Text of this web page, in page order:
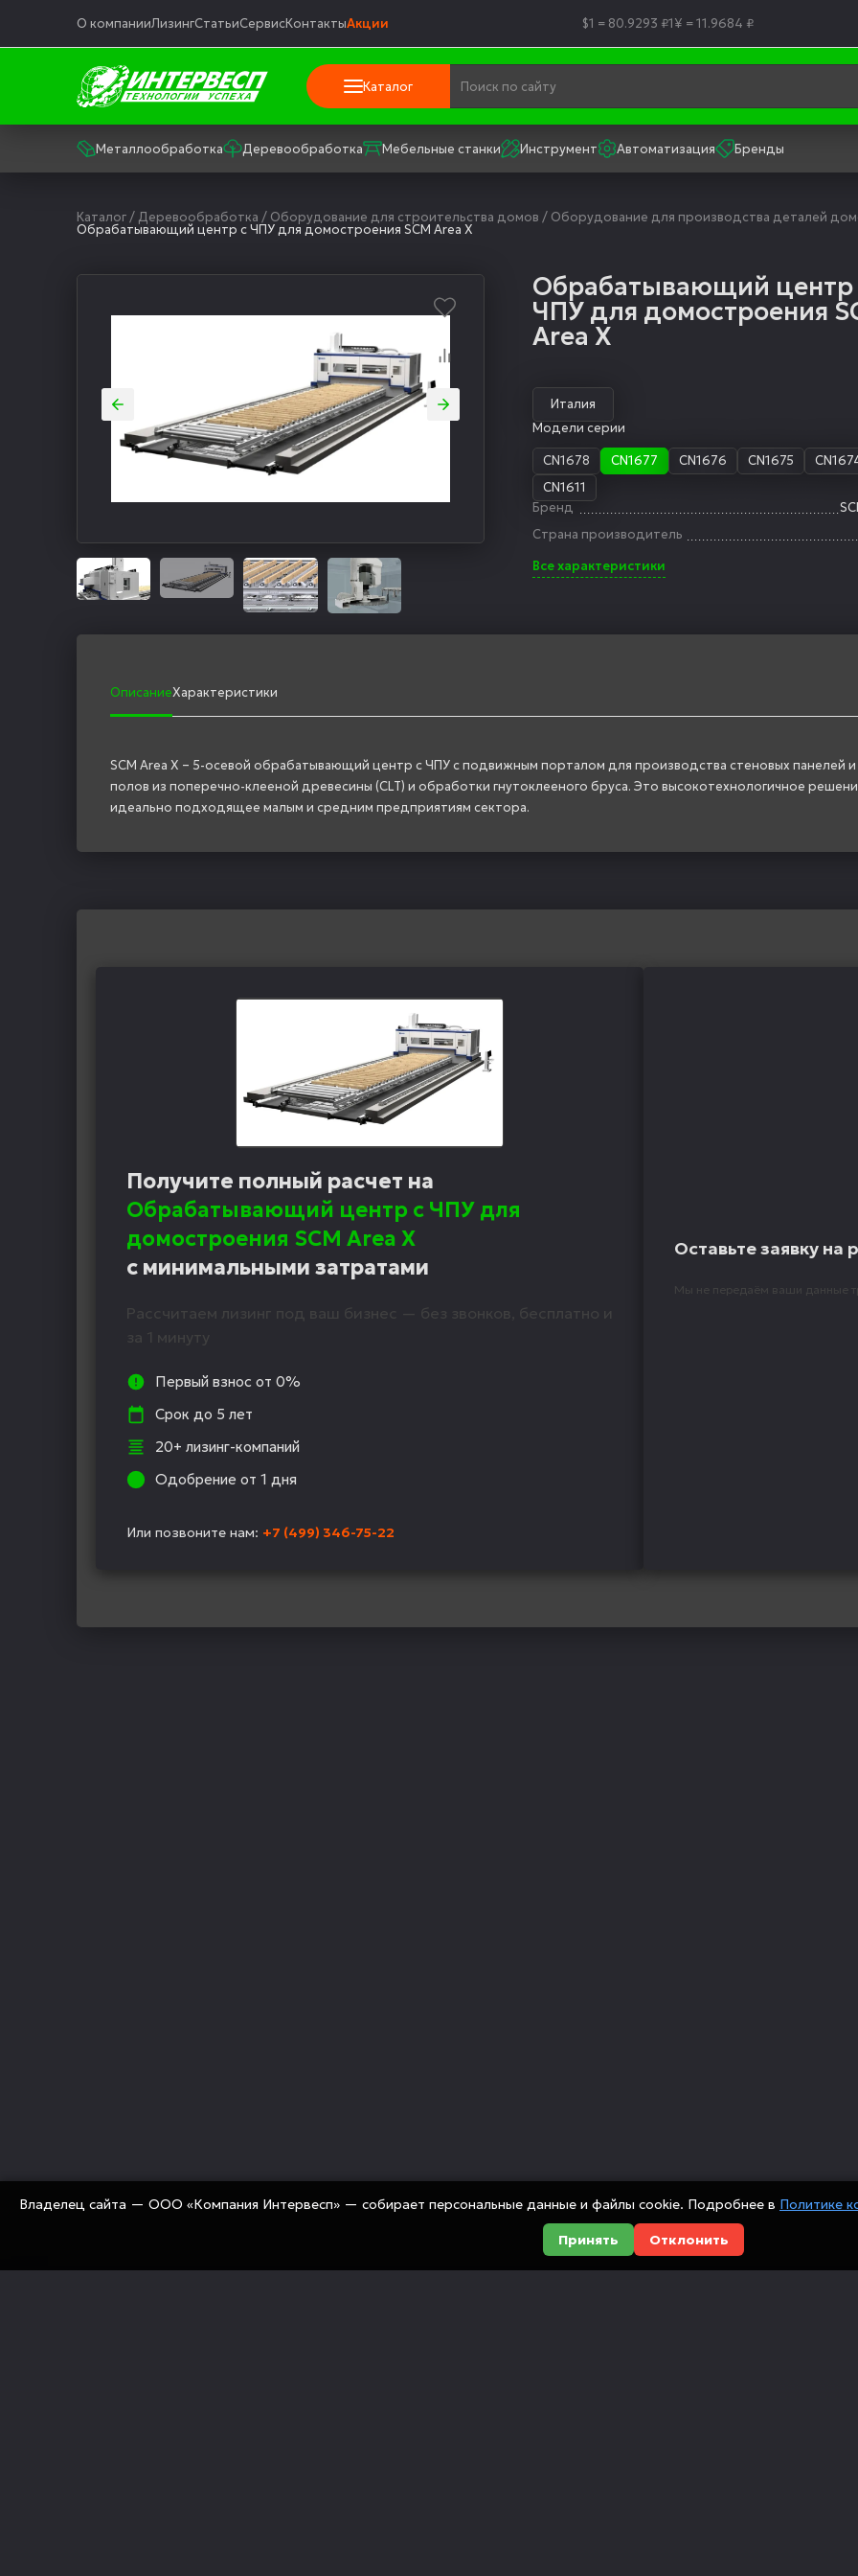
О компанииЛизингСтатьиСервисКонтактыАкции $1 = 80.9293 ₽1¥ = 11.9684 ₽
Каталог
Металлообработка Деревообработка Мебельные станки Инструмент Автоматизация Бренды
Каталог/ Деревообработка / Оборудование для строительства домов / Оборудование для производства деталей
Обрабатывающий центр с ЧПУ для домостроения SCM Аrea X
Обрабатывающий центр
ЧПУ для домостроения
Аrea X
Италия
Модели серии
CN1678
CN1677 CN1676 CN1675
CN1611
Бренд
Страна производитель
Все характеристики
ОписаниеХарактеристики
SCM Аrea X – 5-осевой обрабатывающий центр с ЧПУ с подвижным порталом для производства стеновых панелей и
полов из поперечно-клееной древесины (CLT) и обработки гнутоклееного бруса. Это высокотехнологичное
идеально подходящее малым и средним предприятиям сектора.
Получите полный расчет на
Обрабатывающий центр с ЧПУ для
домостроения SCM Аrea X
с минимальными затратами
Рассчитаем лизинг под ваш бизнес — без звонков, бесплатно и
за 1 минуту
Первый взнос от 0%
Срок до 5 лет
20+ лизинг-компаний
Одобрение от 1 дня
Или позвоните нам: +7 (499) 346-75-22
Оставьте заявку на
Мы не передаём ваши данные
Владелец сайта — ООО «Компания Интервесп» — собирает персональные данные и файлы cookie. Подробнее в Политике
Принять Отклонить